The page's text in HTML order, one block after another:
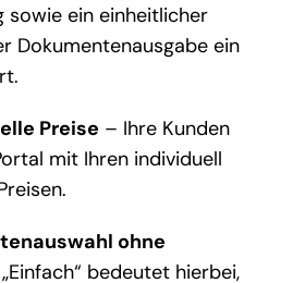
sowie ein einheitlicher
Dokumentenausgabe ein
Preise – Ihre Kunden
mit Ihren individuell
ohne
bedeutet hierbei,